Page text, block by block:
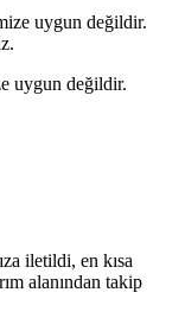
uygun değildir.
uygun değildir.
iletildi, en kısa
alanından takip